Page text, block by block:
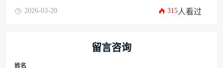
2026-03-20 315人看过
留言咨询
姓名